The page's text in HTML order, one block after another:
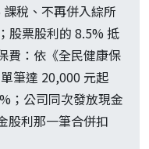
稅、不再併入綜所
股票股利的 8.5% 抵
費：依《全民健康保
筆達 20,000 元起
；公司同次發放現金
股利那一筆合併扣